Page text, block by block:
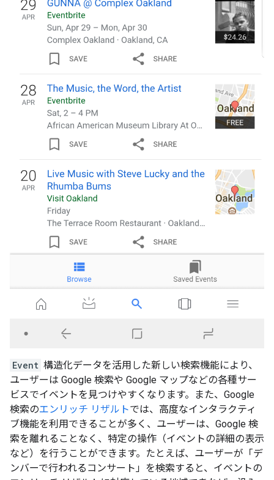
Event 構造化データを活用した新しい検索機能により、
ユーザーは Google 検索や Google マップなどの各種サー
ビスでイベントを見つけやすくなります。また、Google
検索のエンリッチ リザルトでは、高度なインタラクティ
ブ機能を利用できることが多く、ユーザーは、Google 検
索を離れることなく、特定の操作（イベントの詳細の表示
など）を行うことができます。たとえば、ユーザーが「デ
ンバーで行われるコンサート」を検索すると、イベントの